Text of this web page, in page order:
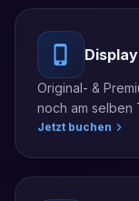
Original- &
noch am selben
Jetzt buchen